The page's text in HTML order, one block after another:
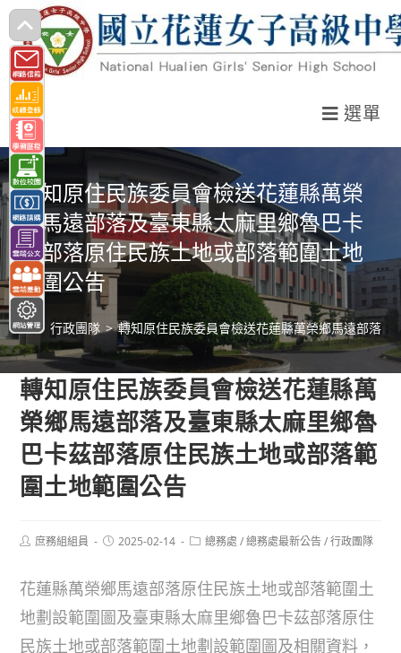
跳
轉
至
主
要
內
容
選單
轉知原住民族委員會檢送花蓮縣萬榮
鄉馬遠部落及臺東縣太麻里鄉魯巴卡
茲部落原住民族土地或部落範圍土地
範圍公告
> 行政團隊 > 轉知原住民族委員會檢送花蓮縣萬榮鄉馬遠部落
轉知原住民族委員會檢送花蓮縣萬
榮鄉馬遠部落及臺東縣太麻里鄉魯
巴卡茲部落原住民族土地或部落範
圍土地範圍公告
Post庶務組組員
Post2025-02-14
Post總務處 / 總務處最新公告 / 行政團隊
花蓮縣萬榮鄉馬遠部落原住民族土地或部落範圍土
地劃設範圍圖及臺東縣太麻里鄉魯巴卡茲部落原住
民族土地或部落範圍土地劃設範圍圖及相關資料，